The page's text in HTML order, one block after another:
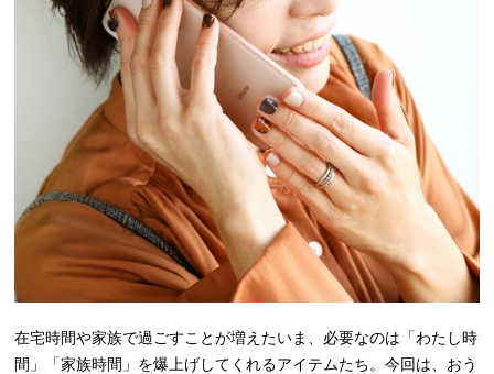
在宅時間や家族で過ごすことが増えたいま、必要なのは「わたし時
間」「家族時間」を爆上げしてくれるアイテムたち。今回は、おう